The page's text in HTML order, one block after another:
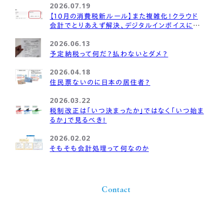
5月(1)
2月(1)
2026.07.19
【10月の消費税新ルール】また複雑化！クラウド
会計でとりあえず解決、デジタルインボイスに期
2026.06.13
予定納税って何だ？払わないとダメ？
2026.04.18
住民票ないのに日本の居住者？
2026.03.22
税制改正は「いつ決まったか」ではなく「いつ始ま
るか」で見るべき！
2026.02.02
そもそも会計処理って何なのか
Contact